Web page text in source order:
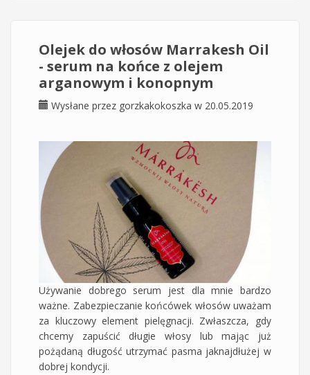
Olejek do włosów Marrakesh Oil
- serum na końce z olejem
arganowym i konopnym
Wysłane przez gorzkakokoszka w 20.05.2019
Używanie dobrego serum jest dla mnie bardzo
ważne. Zabezpieczanie końcówek włosów uważam
za kluczowy element pielęgnacji. Zwłaszcza, gdy
chcemy zapuścić długie włosy lub mając już
pożądaną długość utrzymać pasma jaknajdłużej w
dobrej kondycji.